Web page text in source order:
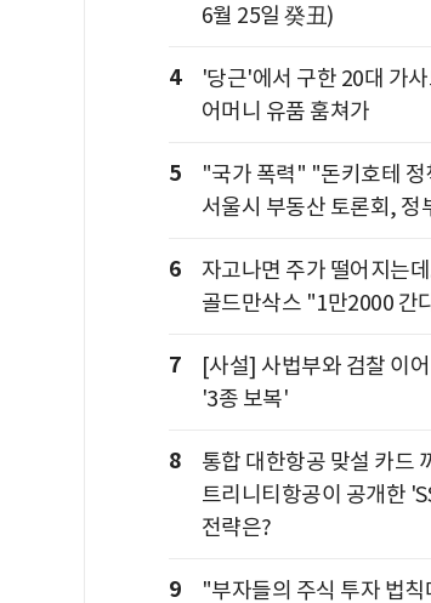
6월 25일 癸丑)
4
'당근'에서 구한 20대 가
어머니 유품 훔쳐가
5
"국가 폭력" "돈키호테 정
서울시 부동산 토론회, 정
6
자고나면 주가 떨어지는
골드만삭스 "1만2000 간
7
[사설] 사법부와 검찰 이
'3종 보복'
8
통합 대한항공 맞설 카드
트리니티항공이 공개한
전략은?
9
"부자들의 주식 투자 법칙